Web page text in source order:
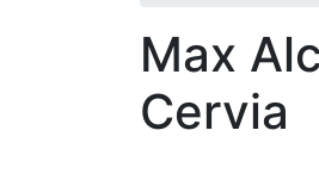
Max
Cervia